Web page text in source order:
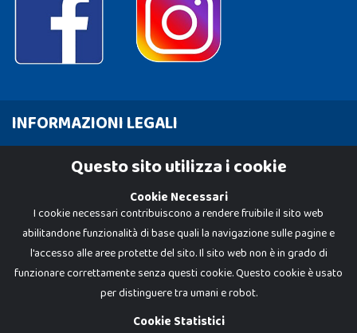
INFORMAZIONI LEGALI
Cookie PolicyQuesto sito utilizza i cookie
Cookie Necessari
I cookie necessari contribuiscono a rendere fruibile il sito web
abilitandone funzionalità di base quali la navigazione sulle pagine e
l'accesso alle aree protette del sito. Il sito web non è in grado di
funzionare correttamente senza questi cookie. Questo cookie è usato
per distinguere tra umani e robot.
Cookie Statistici